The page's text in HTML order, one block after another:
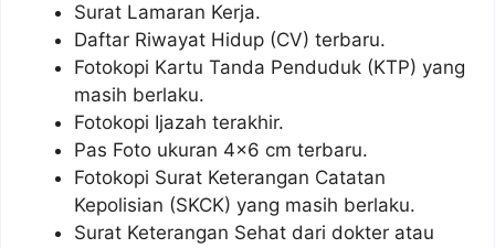
Surat Lamaran Kerja.
Daftar Riwayat Hidup (CV) terbaru.
Fotokopi Kartu Tanda Penduduk (KTP) yang
masih berlaku.
Fotokopi Ijazah terakhir.
Pas Foto ukuran 4×6 cm terbaru.
Fotokopi Surat Keterangan Catatan
Kepolisian (SKCK) yang masih berlaku.
Surat Keterangan Sehat dari dokter atau